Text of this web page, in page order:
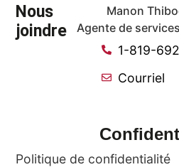
Nous
joindre
Manon
Agente de
1-819-
Courriel
Politique de confidentialité